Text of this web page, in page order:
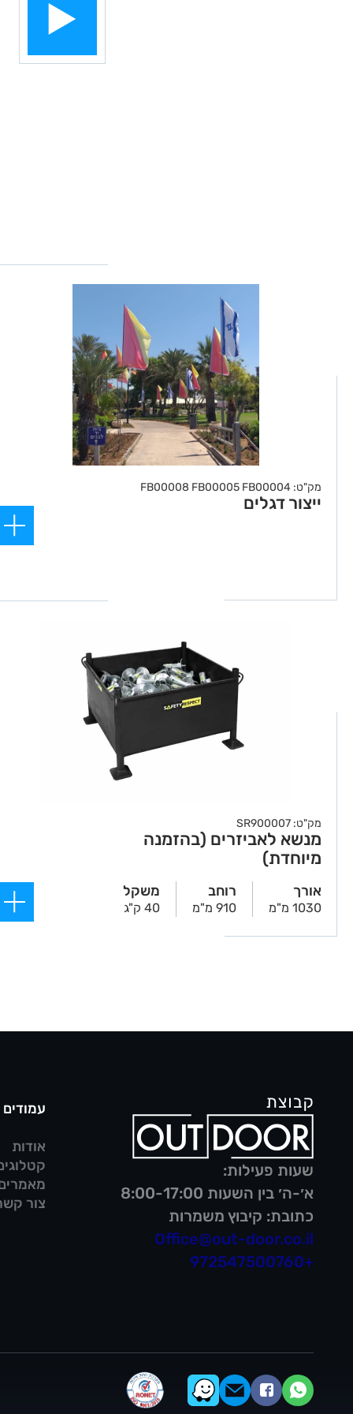
מק"ט: FB00008 FB00005 FB00004
ייצור דגלים
מק"ט: SR900007
מנשא לאביזרים (בהזמנה
מיוחדת)
אורך
1030 מ"מ
רוחב
910 מ"מ
משקל
40 ק"ג
שעות פעילות:
א׳-ה׳ בין השעות 8:00-17:00
כתובת: קיבוץ משמרות
Office@out-door.co.il
+972547500760
עמודים
אודות
צור